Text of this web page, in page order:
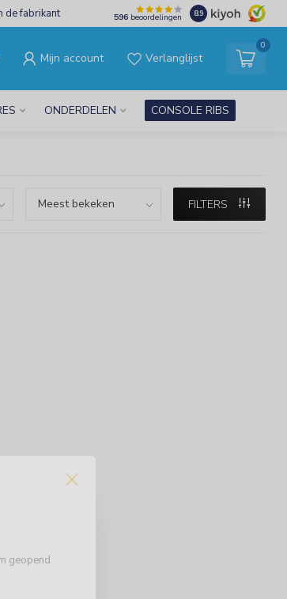
de fabrikant 596 beoordelingen 8.9
Mijn account Verlanglijst
0
ONDERDELEN CONSOLE RIBS
FILTERS
geopend